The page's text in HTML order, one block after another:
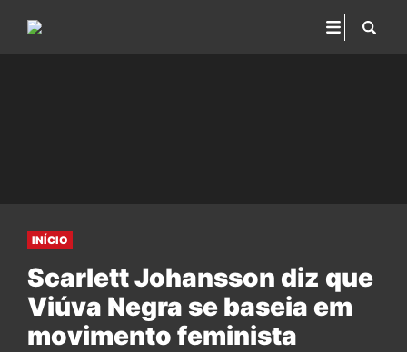
INÍCIO
Scarlett Johansson diz que
Viúva Negra se baseia em
movimento feminista